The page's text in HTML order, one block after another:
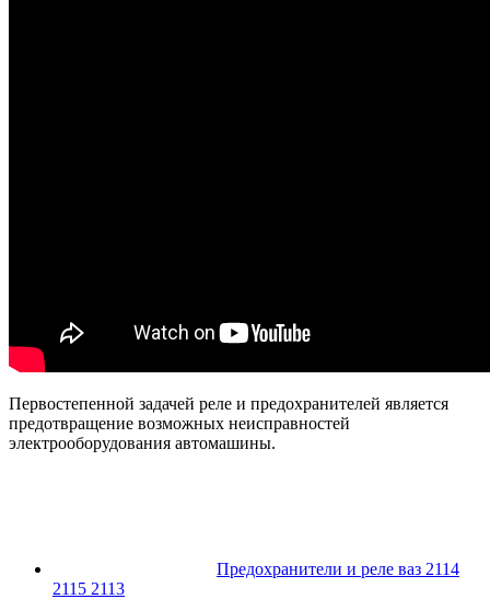
Первостепенной задачей реле и предохранителей является
предотвращение возможных неисправностей
электрооборудования автомашины.
Предохранители и реле ваз 2114
2115 2113